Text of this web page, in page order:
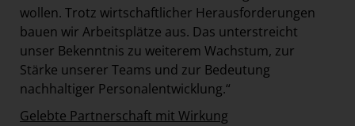
wollen. Trotz wirtschaftlicher Herausforderungen
bauen wir Arbeitsplätze aus. Das unterstreicht
unser Bekenntnis zu weiterem Wachstum, zur
Stärke unserer Teams und zur Bedeutung
nachhaltiger Personalentwicklung.“
Gelebte Partnerschaft mit Wirkung